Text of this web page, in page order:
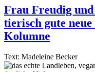
Frau Freudig und
tierisch gute
Kolumne
Text: Madeleine Becker